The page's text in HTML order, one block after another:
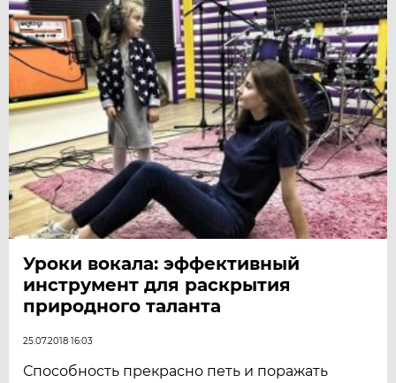
Уроки вокала: эффективный
инструмент для раскрытия
природного таланта
25.07.2018 16:03
Способность прекрасно петь и поражать